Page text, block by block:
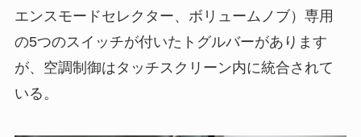
エンスモードセレクター、ボリュームノブ）専用
の5つのスイッチが付いたトグルバーがあります
が、空調制御はタッチスクリーン内に統合されて
いる。